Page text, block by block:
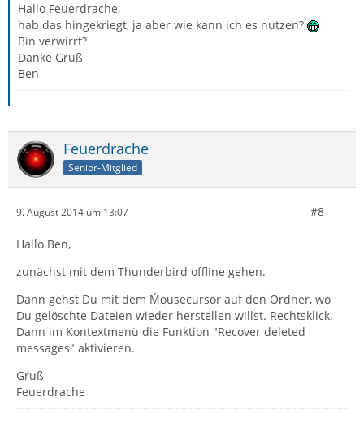
Hallo Feuerdrache,
hab das hingekriegt, ja aber wie kann ich es nutzen?
Bin verwirrt?
Danke Gruß
Ben
Feuerdrache
Senior-Mitglied
9. August 2014 um 13:07 #8
Hallo Ben,
zunächst mit dem Thunderbird offline gehen.
Dann gehst Du mit dem Ḿousecursor auf den Ordner, wo
Du gelöschte Dateien wieder herstellen willst. Rechtsklick.
Dann im Kontextmenü die Funktion "Recover deleted
messages" aktivieren.
Gruß
Feuerdrache